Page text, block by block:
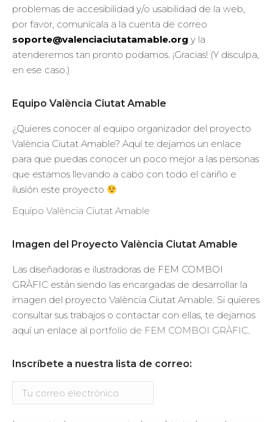
problemas de accesibilidad y/o usabilidad de la web,
por favor, comunícala a la cuenta de correo
soporte@valenciaciutatamable.org y la
atenderemos tan pronto podamos. ¡Gracias! (Y disculpa,
en ese caso.)
Equipo València Ciutat Amable
¿Quieres conocer al equipo organizador del proyecto
València Ciutat Amable? Aquí te dejamos un enlace
para que puedas conocer un poco mejor a las personas
que estamos llevando a cabo con todo el cariño e
ilusión este proyecto
Equipo València Ciutat Amable
Imagen del Proyecto València Ciutat Amable
Las diseñadoras e ilustradoras de FEM COMBOI
GRÀFIC están siendo las encargadas de desarrollar la
imagen del proyecto València Ciutat Amable. Si quieres
consultar sus trabajos o contactar con ellas, te dejamos
aquí un enlace al portfolio de FEM COMBOI GRÀFIC.
Inscríbete a nuestra lista de correo: